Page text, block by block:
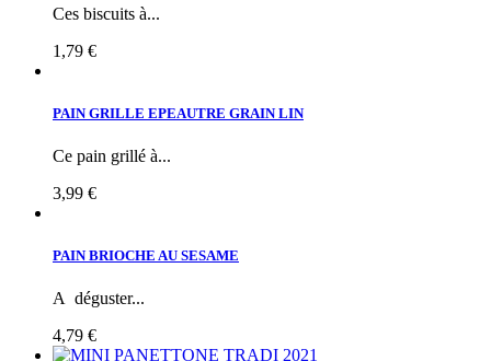
Ces biscuits à...
1,79 €
PAIN GRILLE EPEAUTRE GRAIN LIN
Ce pain grillé à...
3,99 €
PAIN BRIOCHE AU SESAME
A déguster...
4,79 €